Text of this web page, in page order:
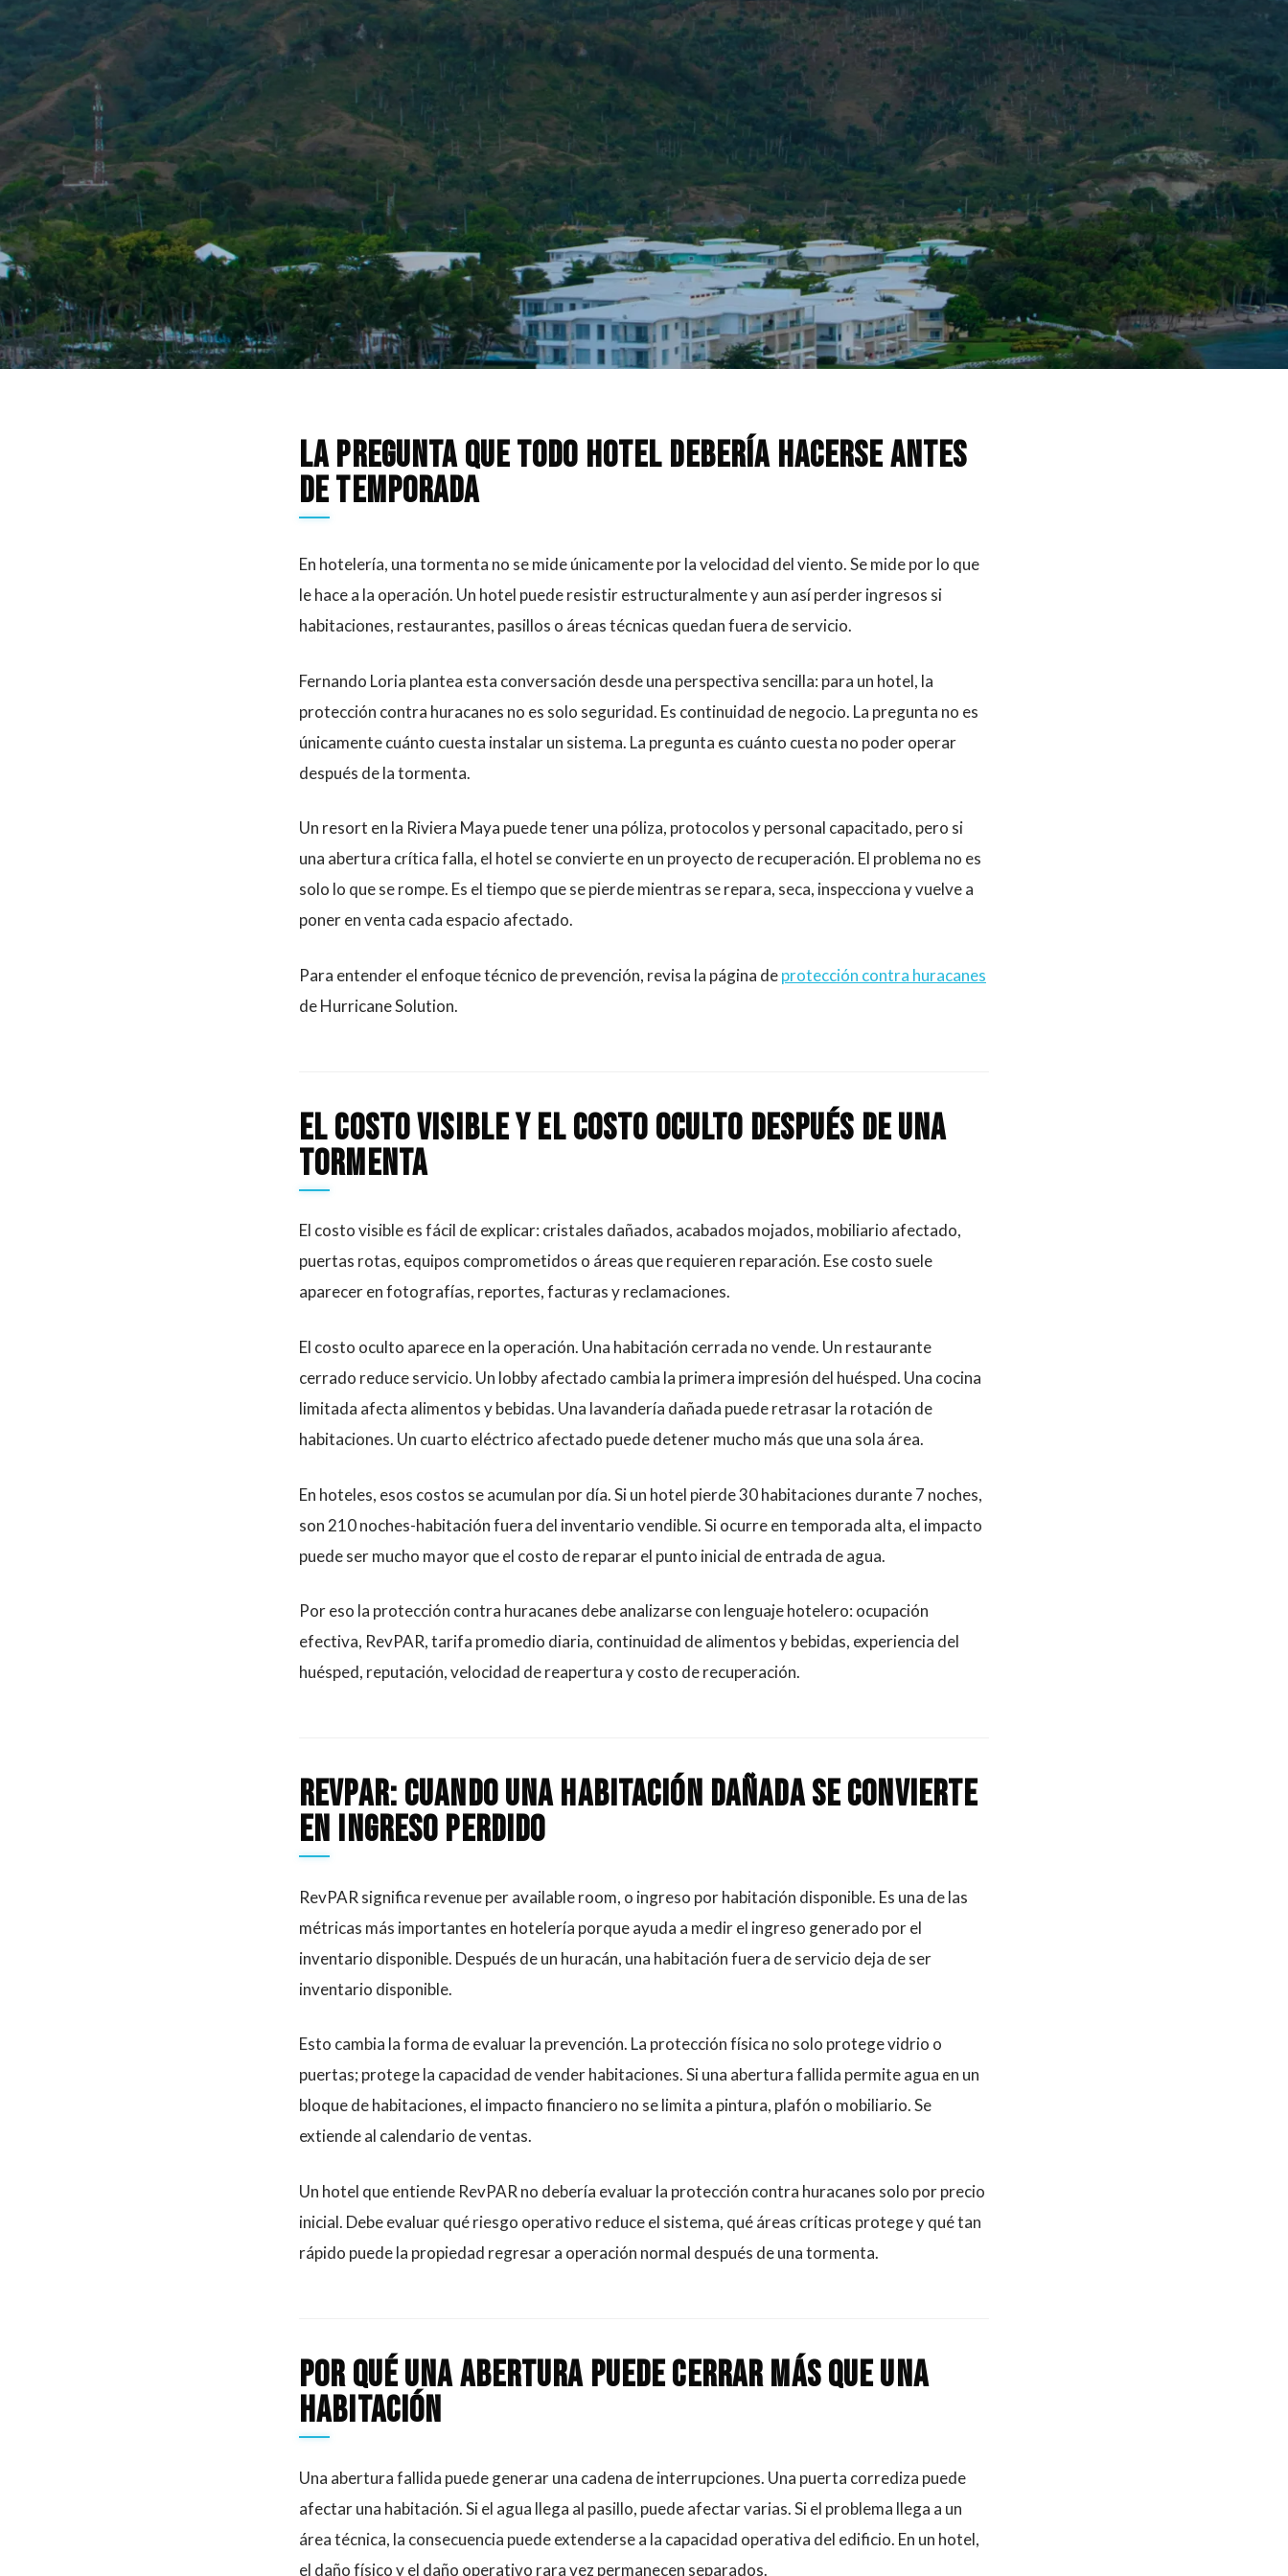
La pregunta que todo hotel debería hacerse antes
de temporada
En hotelería, una tormenta no se mide únicamente por la velocidad del viento. Se mide por lo que
le hace a la operación. Un hotel puede resistir estructuralmente y aun así perder ingresos si
habitaciones, restaurantes, pasillos o áreas técnicas quedan fuera de servicio.
Fernando Loria plantea esta conversación desde una perspectiva sencilla: para un hotel, la
protección contra huracanes no es solo seguridad. Es continuidad de negocio. La pregunta no es
únicamente cuánto cuesta instalar un sistema. La pregunta es cuánto cuesta no poder operar
después de la tormenta.
Un resort en la Riviera Maya puede tener una póliza, protocolos y personal capacitado, pero si
una abertura crítica falla, el hotel se convierte en un proyecto de recuperación. El problema no es
solo lo que se rompe. Es el tiempo que se pierde mientras se repara, seca, inspecciona y vuelve a
poner en venta cada espacio afectado.
Para entender el enfoque técnico de prevención, revisa la página deprotección contra huracanes
de Hurricane Solution.
El costo visible y el costo oculto después de una
tormenta
El costo visible es fácil de explicar: cristales dañados, acabados mojados, mobiliario afectado,
puertas rotas, equipos comprometidos o áreas que requieren reparación. Ese costo suele
aparecer en fotografías, reportes, facturas y reclamaciones.
El costo oculto aparece en la operación. Una habitación cerrada no vende. Un restaurante
cerrado reduce servicio. Un lobby afectado cambia la primera impresión del huésped. Una cocina
limitada afecta alimentos y bebidas. Una lavandería dañada puede retrasar la rotación de
habitaciones. Un cuarto eléctrico afectado puede detener mucho más que una sola área.
En hoteles, esos costos se acumulan por día. Si un hotel pierde 30 habitaciones durante 7 noches,
son 210 noches-habitación fuera del inventario vendible. Si ocurre en temporada alta, el impacto
puede ser mucho mayor que el costo de reparar el punto inicial de entrada de agua.
Por eso la protección contra huracanes debe analizarse con lenguaje hotelero: ocupación
efectiva, RevPAR, tarifa promedio diaria, continuidad de alimentos y bebidas, experiencia del
huésped, reputación, velocidad de reapertura y costo de recuperación.
RevPAR: cuando una habitación dañada se convierte
en ingreso perdido
RevPAR significa revenue per available room, o ingreso por habitación disponible. Es una de las
métricas más importantes en hotelería porque ayuda a medir el ingreso generado por el
inventario disponible. Después de un huracán, una habitación fuera de servicio deja de ser
inventario disponible.
Esto cambia la forma de evaluar la prevención. La protección física no solo protege vidrio o
puertas; protege la capacidad de vender habitaciones. Si una abertura fallida permite agua en un
bloque de habitaciones, el impacto financiero no se limita a pintura, plafón o mobiliario. Se
extiende al calendario de ventas.
Un hotel que entiende RevPAR no debería evaluar la protección contra huracanes solo por precio
inicial. Debe evaluar qué riesgo operativo reduce el sistema, qué áreas críticas protege y qué tan
rápido puede la propiedad regresar a operación normal después de una tormenta.
Por qué una abertura puede cerrar más que una
habitación
Una abertura fallida puede generar una cadena de interrupciones. Una puerta corrediza puede
afectar una habitación. Si el agua llega al pasillo, puede afectar varias. Si el problema llega a un
área técnica, la consecuencia puede extenderse a la capacidad operativa del edificio. En un hotel,
el daño físico y el daño operativo rara vez permanecen separados.